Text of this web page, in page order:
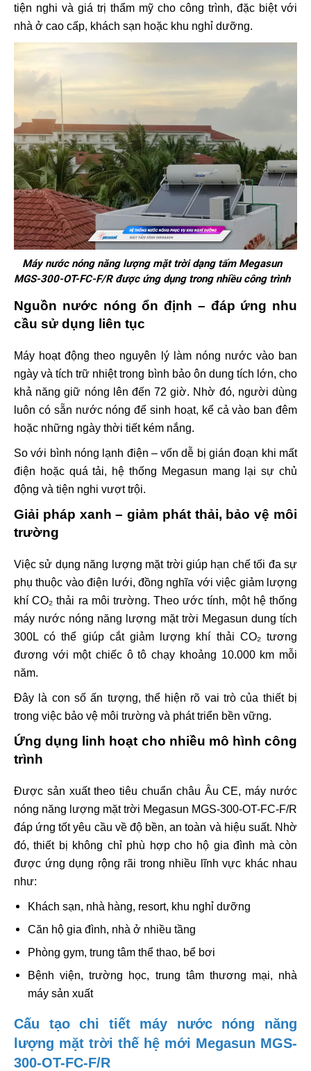
tiện nghi và giá trị thẩm mỹ cho công trình, đặc biệt với
nhà ở cao cấp, khách sạn hoặc khu nghỉ dưỡng.
Máy nước nóng năng lượng mặt trời dạng tấm Megasun
MGS-300-OT-FC-F/R được ứng dụng trong nhiều công trình
Nguồn nước nóng ổn định – đáp ứng nhu
cầu sử dụng liên tục
Máy hoạt động theo nguyên lý làm nóng nước vào ban
ngày và tích trữ nhiệt trong bình bảo ôn dung tích lớn, cho
khả năng giữ nóng lên đến 72 giờ. Nhờ đó, người dùng
luôn có sẵn nước nóng để sinh hoạt, kể cả vào ban đêm
hoặc những ngày thời tiết kém nắng.
So với bình nóng lạnh điện – vốn dễ bị gián đoạn khi mất
điện hoặc quá tải, hệ thống Megasun mang lại sự chủ
động và tiện nghi vượt trội.
Giải pháp xanh – giảm phát thải, bảo vệ môi
trường
Việc sử dụng năng lượng mặt trời giúp hạn chế tối đa sự
phụ thuộc vào điện lưới, đồng nghĩa với việc giảm lượng
khí CO₂ thải ra môi trường. Theo ước tính, một hệ thống
máy nước nóng năng lượng mặt trời Megasun dung tích
300L có thể giúp cắt giảm lượng khí thải CO₂ tương
đương với một chiếc ô tô chạy khoảng 10.000 km mỗi
năm.
Đây là con số ấn tượng, thể hiện rõ vai trò của thiết bị
trong việc bảo vệ môi trường và phát triển bền vững.
Ứng dụng linh hoạt cho nhiều mô hình công
trình
Được sản xuất theo tiêu chuẩn châu Âu CE, máy nước
nóng năng lượng mặt trời Megasun MGS-300-OT-FC-F/R
đáp ứng tốt yêu cầu về độ bền, an toàn và hiệu suất. Nhờ
đó, thiết bị không chỉ phù hợp cho hộ gia đình mà còn
được ứng dụng rộng rãi trong nhiều lĩnh vực khác nhau
như:
Khách sạn, nhà hàng, resort, khu nghỉ dưỡng
Căn hộ gia đình, nhà ở nhiều tầng
Phòng gym, trung tâm thể thao, bể bơi
Bệnh viện, trường học, trung tâm thương mại, nhà
máy sản xuất
Cấu tạo chi tiết máy nước nóng năng
lượng mặt trời thế hệ mới Megasun MGS-
300-OT-FC-F/R